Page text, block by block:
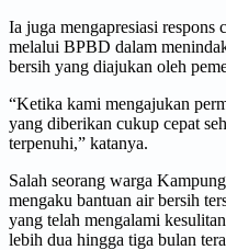
Ia juga mengapresiasi respons
melalui BPBD dalam
bersih yang diajukan oleh
“Ketika kami mengajukan
yang diberikan cukup cepat
terpenuhi,” katanya.
Salah seorang warga
mengaku bantuan air bersih
yang telah mengalami
lebih dua hingga tiga bulan